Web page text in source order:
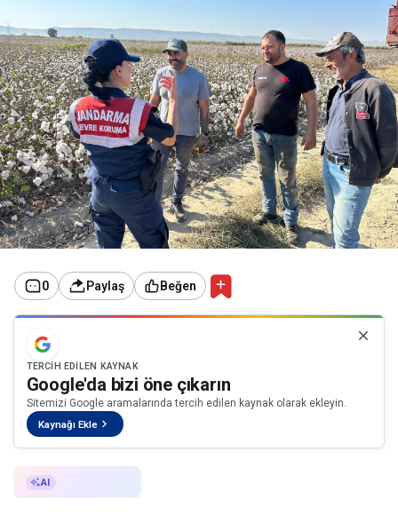
0 Paylaş Beğen
TERCIH EDILEN KAYNAK
Google'da bizi öne çıkarın
Sitemizi Google aramalarında tercih edilen kaynak olarak ekleyin.
Kaynağı Ekle
AI